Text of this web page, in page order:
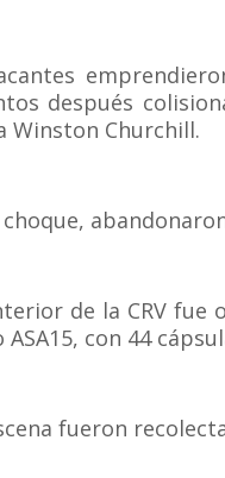
después
Winston Churchill.
de la CRV fue
ASA15, con 44
fueron